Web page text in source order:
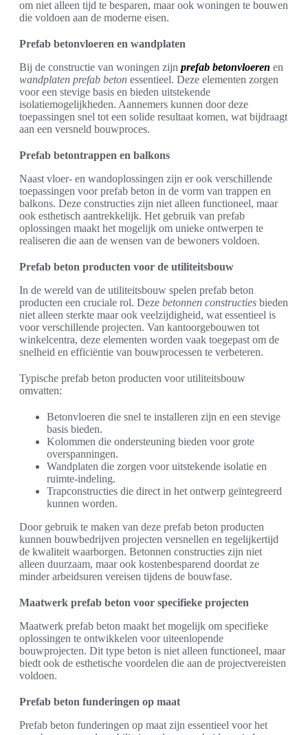
om niet alleen tijd te besparen, maar ook woningen te bouwen
die voldoen aan de moderne eisen.
Prefab betonvloeren en wandplaten
Bij de constructie van woningen zijn prefab betonvloeren en
wandplaten prefab beton essentieel. Deze elementen zorgen
voor een stevige basis en bieden uitstekende
isolatiemogelijkheden. Aannemers kunnen door deze
toepassingen snel tot een solide resultaat komen, wat bijdraagt
aan een versneld bouwproces.
Prefab betontrappen en balkons
Naast vloer- en wandoplossingen zijn er ook verschillende
toepassingen voor prefab beton in de vorm van trappen en
balkons. Deze constructies zijn niet alleen functioneel, maar
ook esthetisch aantrekkelijk. Het gebruik van prefab
oplossingen maakt het mogelijk om unieke ontwerpen te
realiseren die aan de wensen van de bewoners voldoen.
Prefab beton producten voor de utiliteitsbouw
In de wereld van de utiliteitsbouw spelen prefab beton
producten een cruciale rol. Deze betonnen constructies bieden
niet alleen sterkte maar ook veelzijdigheid, wat essentieel is
voor verschillende projecten. Van kantoorgebouwen tot
winkelcentra, deze elementen worden vaak toegepast om de
snelheid en efficiëntie van bouwprocessen te verbeteren.
Typische prefab beton producten voor utiliteitsbouw
omvatten:
Betonvloeren die snel te installeren zijn en een stevige
basis bieden.
Kolommen die ondersteuning bieden voor grote
overspanningen.
Wandplaten die zorgen voor uitstekende isolatie en
ruimte-indeling.
Trapconstructies die direct in het ontwerp geïntegreerd
kunnen worden.
Door gebruik te maken van deze prefab beton producten
kunnen bouwbedrijven projecten versnellen en tegelijkertijd
de kwaliteit waarborgen. Betonnen constructies zijn niet
alleen duurzaam, maar ook kostenbesparend doordat ze
minder arbeidsuren vereisen tijdens de bouwfase.
Maatwerk prefab beton voor specifieke projecten
Maatwerk prefab beton maakt het mogelijk om specifieke
oplossingen te ontwikkelen voor uiteenlopende
bouwprojecten. Dit type beton is niet alleen functioneel, maar
biedt ook de esthetische voordelen die aan de projectvereisten
voldoen.
Prefab beton funderingen op maat
Prefab beton funderingen op maat zijn essentieel voor het